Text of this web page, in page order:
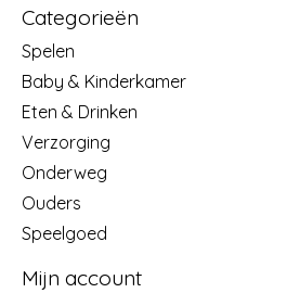
Categorieën
Spelen
Baby & Kinderkamer
Eten & Drinken
Verzorging
Onderweg
Ouders
Speelgoed
Mijn account